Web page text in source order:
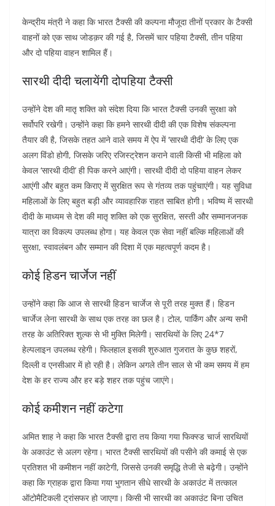
केन्द्रीय मंत्री ने कहा कि भारत टैक्सी की कल्पना मौजूदा तीनों प्रकार के टैक्सी
वाहनों को एक साथ जोडक़र की गई है, जिसमें चार पहिया टैक्सी, तीन पहिया
और दो पहिया वाहन शामिल हैं।
सारथी दीदी चलायेंगी दोपहिया टैक्सी
उन्होंने देश की मातृ शक्ति को संदेश दिया कि भारत टैक्सी उनकी सुरक्षा को
सर्वोपरि रखेगी। उन्होंने कहा कि हमने सारथी दीदी की एक विशेष संकल्पना
तैयार की है, जिसके तहत आने वाले समय में ऐप में ‘सारथी दीदी’ के लिए एक
अलग विंडो होगी, जिसके जरिए रजिस्ट्रेशन कराने वाली किसी भी महिला को
केवल ‘सारथी दीदी’ ही पिक करने आएंगी। सारथी दीदी दो पहिया वाहन लेकर
आएंगी और बहुत कम किराए में सुरक्षित रूप से गंतव्य तक पहुंचाएंगी। यह सुविधा
महिलाओं के लिए बहुत बड़ी और व्यावहारिक राहत साबित होगी। भविष्य में सारथी
दीदी के माध्यम से देश की मातृ शक्ति को एक सुरक्षित, सस्ती और सम्मानजनक
यात्रा का विकल्प उपलब्ध होगा। यह केवल एक सेवा नहीं बल्कि महिलाओं की
सुरक्षा, स्वावलंबन और सम्मान की दिशा में एक महत्वपूर्ण कदम है।
कोई हिडन चार्जेज नहीं
उन्होंने कहा कि आज से सारथी हिडन चार्जेज से पूरी तरह मुक्त हैं। हिडन
चार्जेज लेना सारथी के साथ एक तरह का छल है। टोल, पार्किंग और अन्य सभी
तरह के अतिरिक्त शुल्क से भी मुक्ति मिलेगी। सारथियों के लिए 24*7
हेल्पलाइन उपलब्ध रहेगी। फिलहाल इसकी शुरुआत गुजरात के कुछ शहरों,
दिल्ली व एनसीआर में हो रही है। लेकिन अगले तीन साल से भी कम समय में हम
देश के हर राज्य और हर बड़े शहर तक पहुंच जाएंगे।
कोई कमीशन नहीं कटेगा
अमित शाह ने कहा कि भारत टैक्सी द्वारा तय किया गया फिक्स्ड चार्ज सारथियों
के अकाउंट से अलग रहेगा। भारत टैक्सी सारथियों की पसीने की कमाई से एक
प्रतिशत भी कमीशन नहीं काटेगी, जिससे उनकी समृद्धि तेजी से बढ़ेगी। उन्होंने
कहा कि ग्राहक द्वारा किया गया भुगतान सीधे सारथी के अकाउंट में तत्काल
ऑटोमैटिकली ट्रांसफर हो जाएगा। किसी भी सारथी का अकाउंट बिना उचित